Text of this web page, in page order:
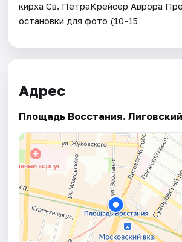
кирха Св. ПетраКрейсер Аврора
остановки для фото (10-15
Адрес
Площадь Восстания.